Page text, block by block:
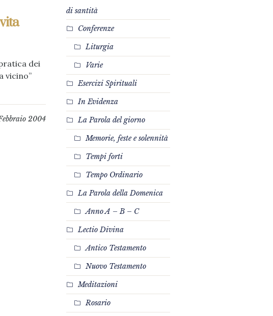
dei
vicino”
2004
di santità
Conferenze
Liturgia
Varie
Esercizi Spirituali
In Evidenza
La Parola del giorno
Memorie, feste e solennità
Tempi forti
Tempo Ordinario
La Parola della Domenica
Anno A – B – C
Lectio Divina
Antico Testamento
Nuovo Testamento
Meditazioni
Rosario